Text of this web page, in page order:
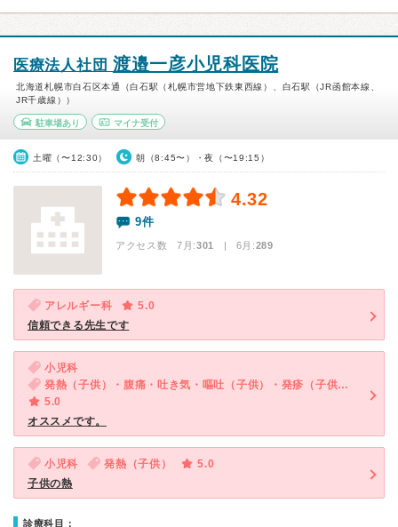
医療法人社団 渡邉一彦小児科医院
北海道札幌市白石区本通（白石駅（札幌市営地下鉄東西線）、白石駅（JR函館本線、
JR千歳線））
駐車場あり マイナ受付
土曜（〜12:30） 朝（8:45〜）・夜（〜19:15）
4.32
9件
アクセス数 7月:301 | 6月:289
アレルギー科
5.0
信頼できる先生です
小児科
発熱（子供）・腹痛・吐き気・嘔吐（子供）・発疹（子供）・咳・呼吸困難（子供）・下痢（子供）
5.0
オススメです。
小児科 発熱（子供）
5.0
子供の熱
診療科目：